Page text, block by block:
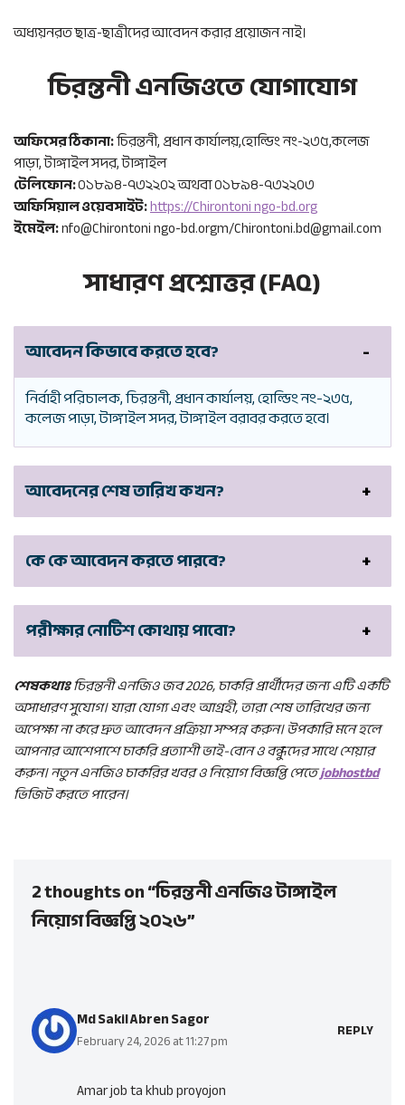
অধ্যয়নরত ছাত্র-ছাত্রীদের আবেদন করার প্রয়োজন নাই।
চিরন্তনী এনজিওতে যোগাযোগ
অফিসের ঠিকানা:চিরন্তনী, প্রধান কার্যালয়,হোল্ডিং নং-২৩৫,কলেজ
পাড়া, টাঙ্গাইল সদর, টাঙ্গাইল
টেলিফোন:০১৮৯৪-৭৩২২০২ অথবা ০১৮৯৪-৭৩২২০৩
অফিসিয়াল ওয়েবসাইট:https://Chirontoni ngo-bd.org
ইমেইল:nfo@Chirontoni ngo-bd.orgm/Chirontoni.bd@gmail.com
সাধারণ প্রশ্নোত্তর (FAQ)
আবেদন কিভাবে করতে হবে?
নির্বাহী পরিচালক, চিরন্তনী, প্রধান কার্যালয়, হোল্ডিং নং-২৩৫,
কলেজ পাড়া, টাঙ্গাইল সদর, টাঙ্গাইল বরাবর করতে হবে।
আবেদনের শেষ তারিখ কখন?
কে কে আবেদন করতে পারবে?
পরীক্ষার নোটিশ কোথায় পাবো?
শেষকথাঃচিরন্তনী এনজিও জব 2026, চাকরি প্রার্থীদের জন্য এটি একটি
অসাধারণ সুযোগ। যারা যোগ্য এবং আগ্রহী, তারা শেষ তারিখের জন্য
অপেক্ষা না করে দ্রুত আবেদন প্রক্রিয়া সম্পন্ন করুন। উপকারি মনে হলে
আপনার আশেপাশে চাকরি প্রত্যাশী ভাই-বোন ও বন্ধুদের সাথে শেয়ার
করুন। নতুন এনজিও চাকরির খবর ও নিয়োগ বিজ্ঞপ্তি পেতেjobhostbd
ভিজিট করতে পারেন।
2 thoughts on “চিরন্তনী এনজিও টাঙ্গাইল
নিয়োগ বিজ্ঞপ্তি ২০২৬”
Md Sakil Abren Sagor
February 24, 2026 at 11:27 pm REPLY
Amar job ta khub proyojon